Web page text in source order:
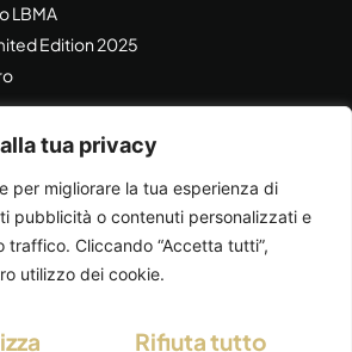
tua privacy
per migliorare la tua esperienza di
pubblicità o contenuti personalizzati e
traffico. Cliccando “Accetta tutti”,
utilizzo dei cookie.
Rifiuta tutto
LBMA
Edition 2025